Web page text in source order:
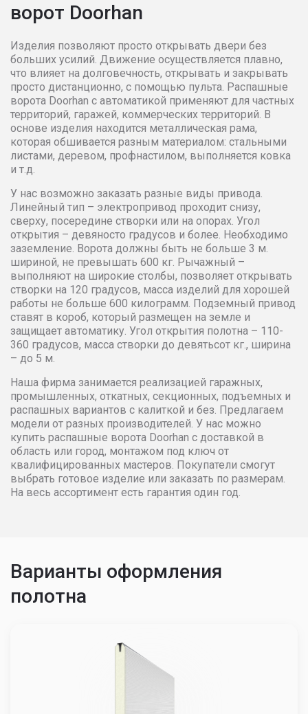
3300 36676
3400 37409 38158
3500 38158 38921 39699
3600 38921 39699 40493
3700 39699 40493 41303
3900 41303 42129
4000 42129 42972
4100 42972 43830 44708
4200 43830 44708 45602
4300
4400 45602 46514 47444
4500 46514 47444
ворот Doorhan
Изделия позволяют просто открывать двери без
больших усилий. Движение осуществляется плавно,
что влияет на долговечность, открывать и закрывать
просто дистанционно, с помощью пульта. Распашные
ворота Doorhan с автоматикой применяют для частных
территорий, гаражей, коммерческих территорий. В
основе изделия находится металлическая рама,
которая обшивается разным материалом: стальными
листами, деревом, профнастилом, выполняется ковка
и т.д.
У нас возможно заказать разные виды привода.
Линейный тип – электропривод проходит снизу,
сверху, посередине створки или на опорах. Угол
открытия – девяносто градусов и более. Необходимо
заземление. Ворота должны быть не больше 3 м.
шириной, не превышать 600 кг. Рычажный –
выполняют на широкие столбы, позволяет открывать
створки на 120 градусов, масса изделий для хорошей
работы не больше 600 килограмм. Подземный привод
ставят в короб, который размещен на земле и
защищает автоматику. Угол открытия полотна – 110-
360 градусов, масса створки до девятьсот кг., ширина
– до 5 м.
Наша фирма занимается реализацией гаражных,
промышленных, откатных, секционных, подъемных и
распашных вариантов с калиткой и без. Предлагаем
модели от разных производителей. У нас можно
купить распашные ворота Doorhan с доставкой в
область или город, монтажом под ключ от
квалифицированных мастеров. Покупатели смогут
выбрать готовое изделие или заказать по размерам.
На весь ассортимент есть гарантия один год.
Варианты оформления
полотна